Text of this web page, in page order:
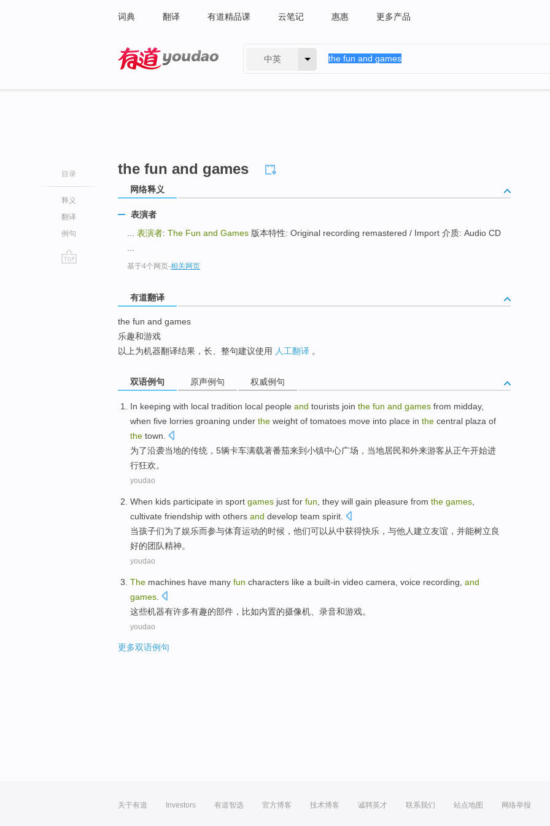
词典 翻译 有道精品课 云笔记 惠惠 更多产品
中英
目录
释义
翻译
例句
the fun and games
网络释义
表演者
表演者: The Fun and Games 版本特性: Original recording remastered / Import 介质: Audio CD
基于4个网页-相关网页
有道翻译
the fun and games
乐趣和游戏
以上为机器翻译结果，长、整句建议使用 人工翻译 。
双语例句 原声例句 权威例句
In keeping with local tradition local people and tourists join the fun and games from midday,
when five lorries groaning under the weight of tomatoes move into place in the central plaza of
the town
为了沿袭当地的传统 ， 5辆卡车满载著番茄来到小镇中心广场 ，当地居民和外来游客从正午开始进
行狂欢。
youdao
When kids participate in sport games just for fun they will gain pleasure from the games
cultivate friendship with others and develop team spirit
当孩子们为了娱乐而参与体育运动的时候， 他们可以 从中获得快乐 ， 与他人建立友谊 ， 并能树立良
好的团队精神。
youdao
The machines have many fun characters like a built-in video camera, voice recording, and
games
这些机器有许多有趣的部件，比如内置的摄像机、录音和游戏。
youdao
更多双语例句
关于有道 Investors 有道智选 官方博客 技术博客 诚聘英才 联系我们 站点地图 网络举报